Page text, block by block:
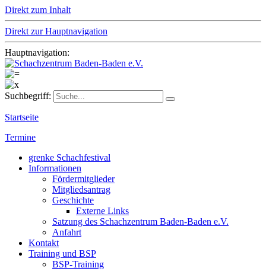
Direkt zum Inhalt
Direkt zur Hauptnavigation
Hauptnavigation:
Suchbegriff:
Startseite
Termine
grenke Schachfestival
Informationen
Fördermitglieder
Mitgliedsantrag
Geschichte
Externe Links
Satzung des Schachzentrum Baden-Baden e.V.
Anfahrt
Kontakt
Training und BSP
BSP-Training